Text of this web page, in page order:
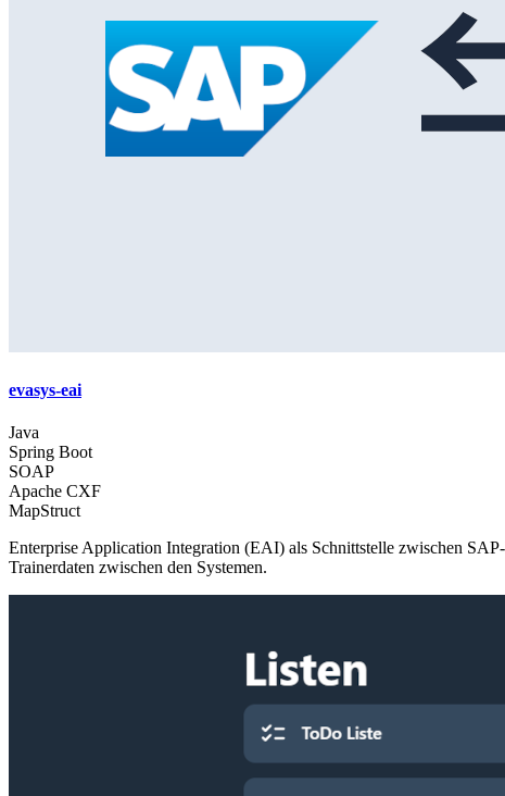
evasys-eai
Java
Spring Boot
SOAP
Apache CXF
MapStruct
Enterprise Application Integration (EAI) als Schnittstelle zwischen
Trainerdaten zwischen den Systemen.